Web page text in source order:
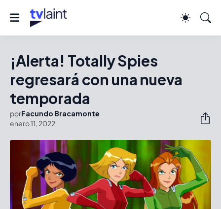
¡Alerta! Totally Spies
regresará con una nueva
temporada
porFacundo Bracamonte
enero 11, 2022